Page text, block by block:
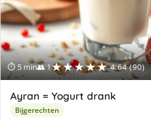
⏱ 5 min👥 1★★★★★ 4.64 (90)
Ayran = Yogurt drank
Bijgerechten